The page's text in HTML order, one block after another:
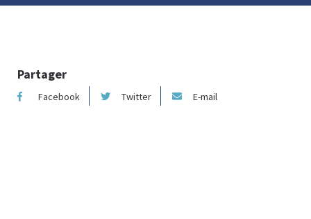
Partager
Facebook Twitter E-mail